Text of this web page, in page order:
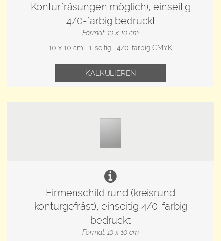
Konturfräsungen möglich), einseitig
4/0-farbig bedruckt
Format: 10 x 10 cm
10 x 10 cm | 1-seitig | 4/0-farbig CMYK
KALKULIEREN
Firmenschild rund (kreisrund
konturgefräst), einseitig 4/0-farbig
bedruckt
Format: 10 x 10 cm